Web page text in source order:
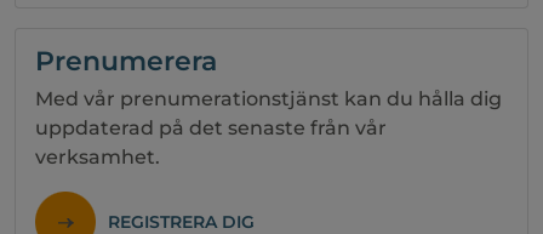
Prenumerera
Med vår prenumerationstjänst kan du hålla dig
uppdaterad på det senaste från vår
verksamhet.
REGISTRERA DIG